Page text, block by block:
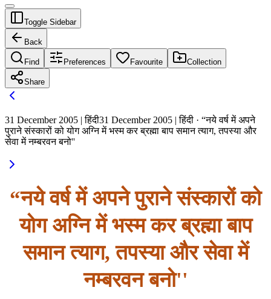
Toggle Sidebar
Back
Find Preferences Favourite Collection
Share
31 December 2005 | हिंदी31 December 2005 | हिंदी · “नये वर्ष में अपने
पुराने संस्कारों को योग अग्नि में भस्म कर ब्रह्मा बाप समान त्याग, तपस्या और
सेवा में नम्बरवन बनो''
“नये वर्ष में अपने पुराने संस्कारों को
योग अग्नि में भस्म कर ब्रह्मा बाप
समान त्याग, तपस्या और सेवा में
नम्बरवन बनो''